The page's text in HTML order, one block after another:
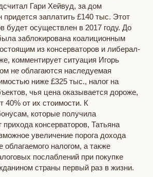
Гари Хейвуд, за дом
заплатить £140 тыс. Этот
будет осуществлен в 2017 году. До
заблокирована коалиционным
из консерваторов и либерал-
комментирует ситуация Игорь
не облагаются наследуемая
ниже £325 тыс., налог на
чья цена оказывается дороже,
40% от их стоимости. К
которые получила
прихода консерваторов, Татьяна
увеличение порога дохода
облагаемого налогом, а также
послаблений при покупке
страны первый раз в жизни.